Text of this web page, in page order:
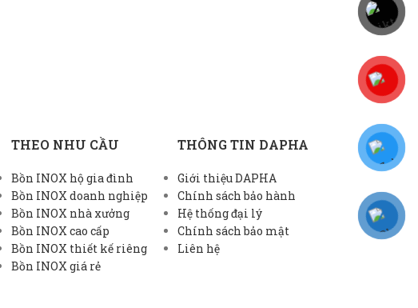
THEO NHU CẦU
Bồn INOX hộ gia đình
Bồn INOX doanh nghiệp
Bồn INOX nhà xưởng
Bồn INOX cao cấp
Bồn INOX thiết kế riêng
Bồn INOX giá rẻ
THÔNG TIN DAPHA
Giới thiệu DAPHA
Chính sách bảo hành
Hệ thống đại lý
Chính sách bảo mật
Liên hệ